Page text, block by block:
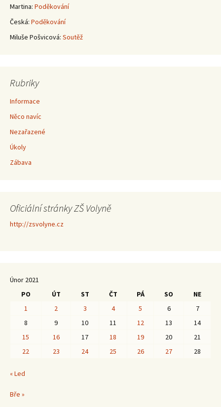
Martina: Poděkování
Česká: Poděkování
Miluše Pošvicová: Soutěž
Rubriky
Informace
Něco navíc
Nezařazené
Úkoly
Zábava
Oficiální stránky ZŠ Volyně
http://zsvolyne.cz
Únor 2021
PO
ÚT ST ČT PÁ SO
NE
1
2 3 4 5 6
7
8
9 10 11 12 13
14
15
16 17 18 19 20
21
22
23 24 25 26 27 28
« Led
Bře »